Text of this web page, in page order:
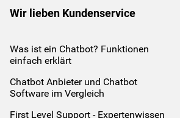
Wir lieben Kundenservice
Was ist ein Chatbot? Funktionen
einfach erklärt
Chatbot Anbieter und Chatbot
Software im Vergleich
First Level Support - Expertenwissen